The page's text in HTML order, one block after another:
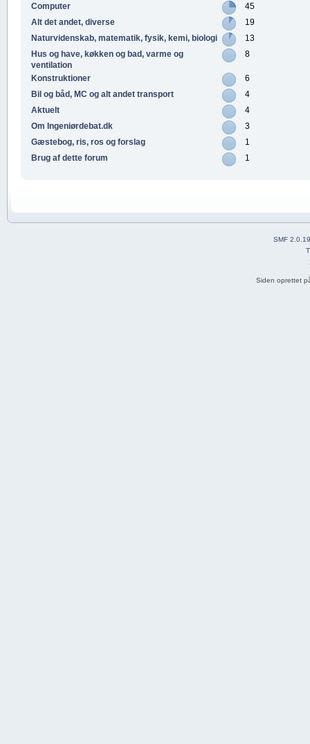
Computer
45
Alt det andet, diverse
19
Naturvidenskab, matematik, fysik, kemi, biologi
13
Hus og have, køkken og bad, varme og
ventilation
8
Konstruktioner
6
Bil og båd, MC og alt andet transport
4
Aktuelt
4
Om Ingeniørdebat.dk
3
Gæstebog, ris, ros og forslag
1
Brug af dette forum
1
SMF
Siden oprettet